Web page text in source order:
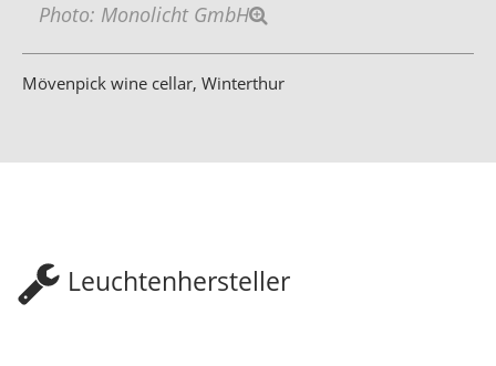
Photo: Monolicht GmbH
Mövenpick wine cellar, Winterthur
Leuchtenhersteller